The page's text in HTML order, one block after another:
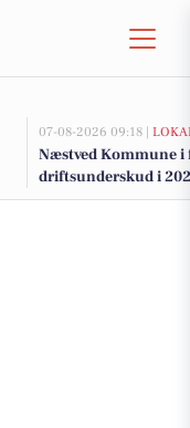
07-08-2026 09:18 |
Næstved Kommune i
driftsunderskud i
på vej for at bevare